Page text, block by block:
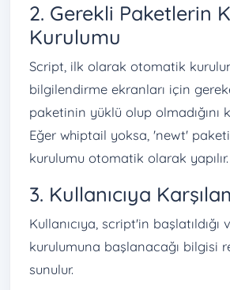
2. Gerekli Paketlerin
Kurulumu
Script, ilk olarak otomatik
bilgilendirme ekranları için
paketinin yüklü olup olmadığını
Eğer whiptail yoksa, 'newt'
kurulumu otomatik olarak yapılır.
3. Kullanıcıya
Kullanıcıya, script'in başlatıldığı
kurulumuna başlanacağı bilgisi
sunulur.